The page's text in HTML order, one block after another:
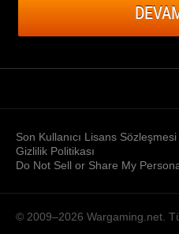
Son Kullanıcı Lisans Sözleşmesi
Gizlilik Politikası
Do Not Sell or Share My
© 2009–2026 Wargaming.net.